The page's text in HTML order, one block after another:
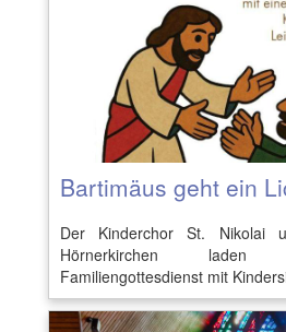
Bartimäus geht ein
Der Kinderchor St. Nikolai
Hörnerkirchen
Familiengottesdienst mit